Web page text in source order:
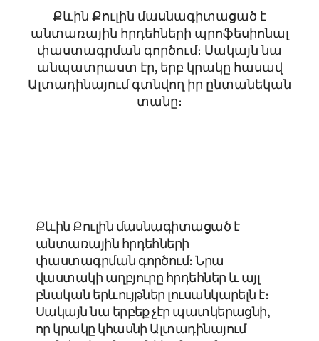
Քևին Քուլին մասնագիտացած է
անտառային հրդեհների պրոֆեսիոնալ
փաստագրման գործում։ Սակայն նա
անպատրաստ էր, երբ կրակը հասավ
Ալտադինայում գտնվող իր ընտանեկան
տանը։
Քևին Քուլին մասնագիտացած է
անտառային հրդեհների
փաստագրման գործում։ Նրա
վաստակի աղբյուրը հրդեհներ և այլ
բնական երևույթներ լուսանկարելն է։
Սակայն նա երբեք չէր պատկերացնի,
որ կրակը կհասնի Ալտադինայում